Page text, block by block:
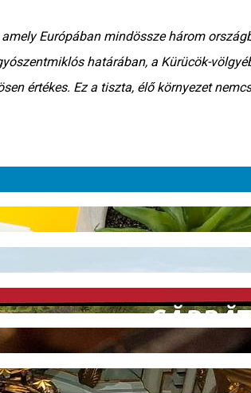
Európában mindössze három
határában, a Kürücök-
értékes. Ez a tiszta, élő környezet